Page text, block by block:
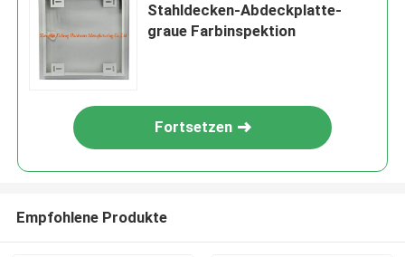
Stahldecken-Abdeckplatte-
graue Farbinspektion
Fortsetzen
Empfohlene Produkte